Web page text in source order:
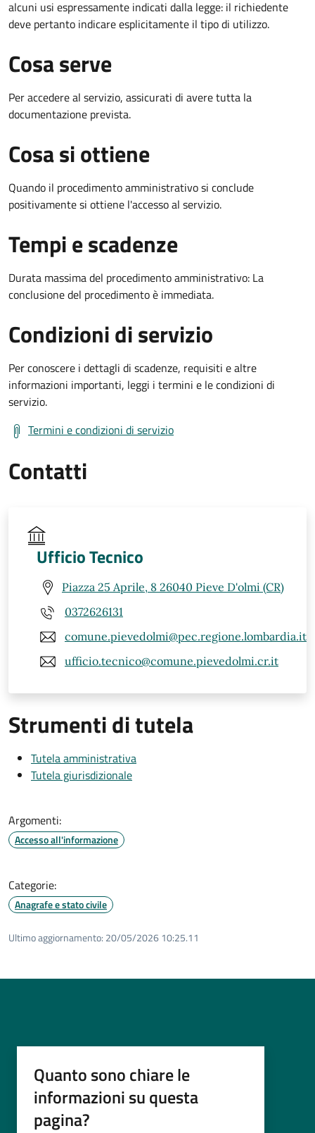
alcuni usi espressamente indicati dalla legge: il richiedente
deve pertanto indicare esplicitamente il tipo di utilizzo.
Cosa serve
Per accedere al servizio, assicurati di avere tutta la
documentazione prevista.
Cosa si ottiene
Quando il procedimento amministrativo si conclude
positivamente si ottiene l'accesso al servizio.
Tempi e scadenze
Durata massima del procedimento amministrativo: La
conclusione del procedimento è immediata.
Condizioni di servizio
Per conoscere i dettagli di scadenze, requisiti e altre
informazioni importanti, leggi i termini e le condizioni di
servizio.
Termini e condizioni di servizio
Contatti
Ufficio Tecnico
Piazza 25 Aprile, 8 26040 Pieve D'olmi (CR)
0372626131
comune.pievedolmi@pec.regione.lombardia.it
ufficio.tecnico@comune.pievedolmi.cr.it
Strumenti di tutela
Tutela amministrativa
Tutela giurisdizionale
Argomenti:
Accesso all'informazione
Categorie:
Anagrafe e stato civile
Ultimo aggiornamento: 20/05/2026 10:25.11
Quanto sono chiare le
informazioni su questa
pagina?